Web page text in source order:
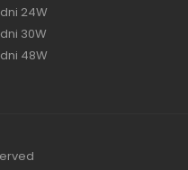
24W
30W
48W